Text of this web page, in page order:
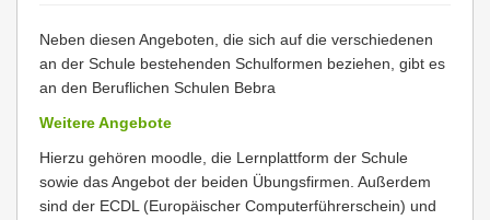
Neben diesen Angeboten, die sich auf die verschiedenen
an der Schule bestehenden Schulformen beziehen, gibt es
an den Beruflichen Schulen Bebra
Weitere Angebote
Hierzu gehören moodle, die Lernplattform der Schule
sowie das Angebot der beiden Übungsfirmen. Außerdem
sind der ECDL (Europäischer Computerführerschein) und